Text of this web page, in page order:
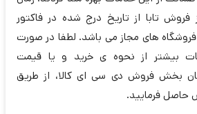
تابا از تاریخ درج شده در فاکتور
های مجاز می باشد. لطفا در صورت
بیشتر از نحوه ی خرید و یا قیمت
بخش فروش دی سی ای کالا، از طریق
حاصل فرمایید.